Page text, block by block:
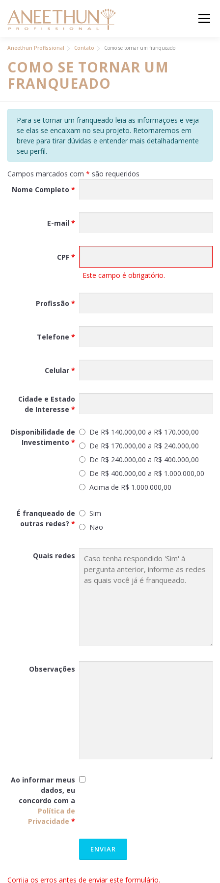
para
Menu
INSTITUCIONAL
PRODUTOS
ACADEMIA ON
CONTATO
ANEETHUN PRO
LOJA ONLINE
Aneethun Profissional Contato Como se tornar um franqueado
COMO SE TORNAR UM
FRANQUEADO
Para se tornar um franqueado leia as informações e veja
se elas se encaixam no seu projeto. Retornaremos em
breve para tirar dúvidas e entender mais detalhadamente
seu perfil.
Campos marcados com * são requeridos
Nome Completo *
E-mail *
CPF *
Este campo é obrigatório.
Profissão *
Telefone *
Celular *
Cidade e Estado
de Interesse *
Disponibilidade de
Investimento *
De R$ 140.000,00 a R$ 170.000,00
De R$ 170.000,00 a R$ 240.000,00
De R$ 240.000,00 a R$ 400.000,00
De R$ 400.000,00 a R$ 1.000.000,00
Acima de R$ 1.000.000,00
É franqueado de
outras redes? *
Sim
Não
Quais redes
Observações
Ao informar meus
dados, eu
concordo com a
Política de
Privacidade *
Corrija os erros antes de enviar este formulário.